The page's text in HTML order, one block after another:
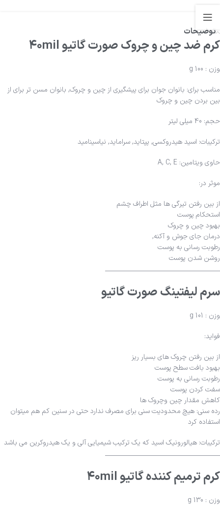
توضیحات
کرم ضد چین و چروک صورت گاتیو ۴۰mil
وزن : 100 g
مناسب برای: بانوان جوان برای پیشگیری از چین و چروک, بانوان مسن تر برای از
بین بردن چین و چروک
حجم: 40 میلی لیتر
ترکیبات: اسید هیدروکسی, پپتاید, سراماید, نیاسینامید
حاوی ویتامین: A, C, E
موثر در:
از بین رفتن تیرگی ها مثل اطراف چشم
استحکام پوست
بهبود چین و چروک
درمان جای جوش و آکنه,
رطوبت رسانی به پوست
روشن شدن پوست
_______________________________________
سرم لیفتینگ صورت گاتیو
وزن : 101 g
فواید:
از بین رفتن چروک های بسیار ریز
بهبود بافت سطح پوست
رطوبت رسانی به پوست
سفت کردن پوست
کاهش مقدار چین وچروک ها
رده سنی: هیچ محدودیت سنی برای مصرف ندارد حتی در سنین کم هم میتوان
استفاده کرد
ترکیبات: هیالورونیک اسید که یک ترکیب شیمیایی آلی و یک هیدروکرین می باشد
_______________________________________
کرم ترمیم کننده گاتیو ۴۰mil
وزن : 130 g